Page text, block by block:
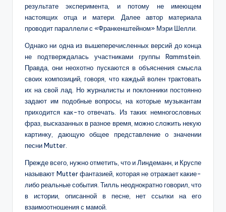
результате эксперимента, и потому не имеющем
настоящих отца и матери. Далее автор материала
проводит параллели с «Франкенштейном» Мэри Шелли.
Однако ни одна из вышеперечисленных версий до конца
не подтверждалась участниками группы Rammstein.
Правда, они неохотно пускаются в объяснения смысла
своих композиций, говоря, что каждый волен трактовать
их на свой лад. Но журналисты и поклонники постоянно
задают им подобные вопросы, на которые музыкантам
приходится как-то отвечать. Из таких немногословных
фраз, высказанных в разное время, можно сложить некую
картинку, дающую общее представление о значении
песни Mutter.
Прежде всего, нужно отметить, что и Линдеманн, и Круспе
называют Mutter фантазией, которая не отражает какие-
либо реальные события. Тилль неоднократно говорил, что
в истории, описанной в песне, нет ссылки на его
взаимоотношения с мамой.